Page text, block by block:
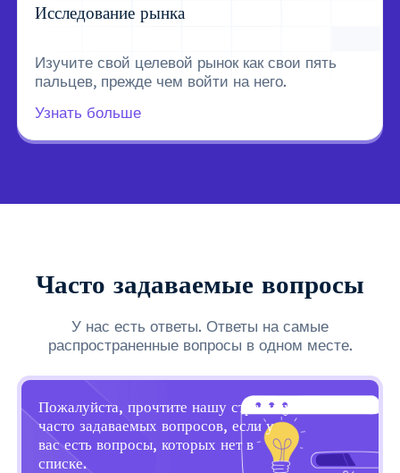
Исследование рынка
Изучите свой целевой рынок как свои пять
пальцев, прежде чем войти на него.
Узнать больше
Часто задаваемые вопросы
У нас есть ответы. Ответы на самые
распространенные вопросы в одном месте.
Пожалуйста, прочтите нашу страницу
часто задаваемых вопросов, если у
вас есть вопросы, которых нет в
списке.